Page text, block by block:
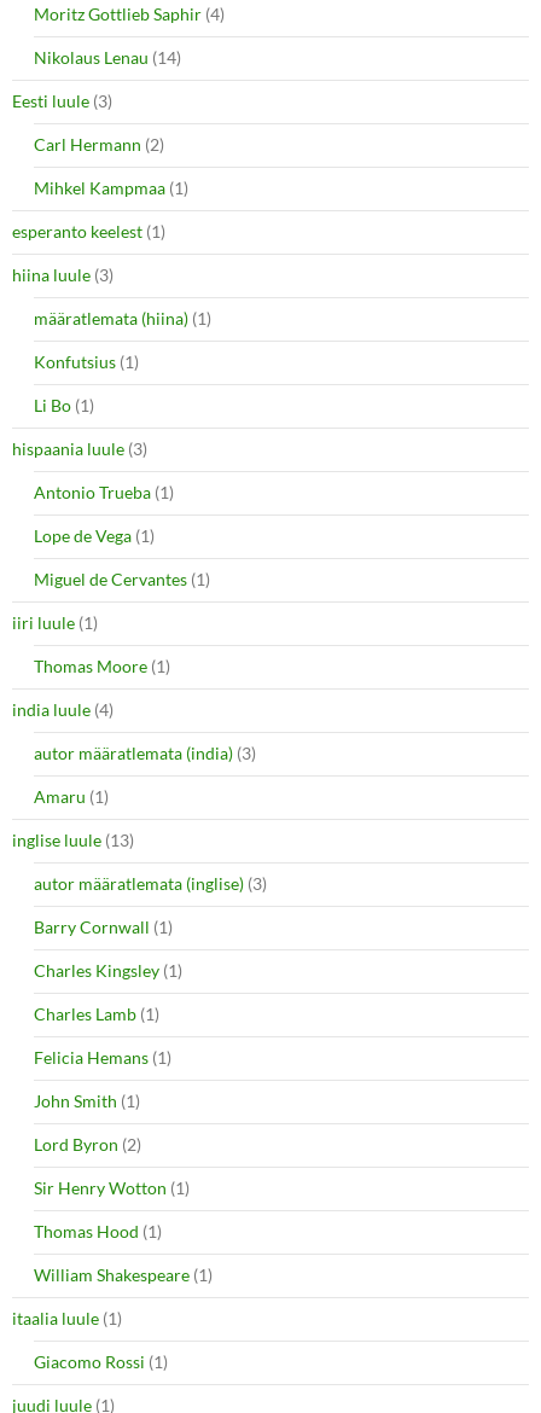
Moritz Gottlieb Saphir (4)
Nikolaus Lenau (14)
Eesti luule (3)
Carl Hermann (2)
Mihkel Kampmaa (1)
esperanto keelest (1)
hiina luule (3)
määratlemata (hiina) (1)
Konfutsius (1)
Li Bo (1)
hispaania luule (3)
Antonio Trueba (1)
Lope de Vega (1)
Miguel de Cervantes (1)
iiri luule (1)
Thomas Moore (1)
india luule (4)
autor määratlemata (india) (3)
Amaru (1)
inglise luule (13)
autor määratlemata (inglise) (3)
Barry Cornwall (1)
Charles Kingsley (1)
Charles Lamb (1)
Felicia Hemans (1)
John Smith (1)
Lord Byron (2)
Sir Henry Wotton (1)
Thomas Hood (1)
William Shakespeare (1)
itaalia luule (1)
Giacomo Rossi (1)
juudi luule (1)